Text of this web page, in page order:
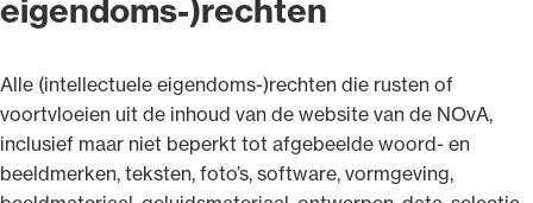
eigendoms-)rechten
Alle (intellectuele eigendoms-)rechten die rusten of
voortvloeien uit de inhoud van de website van de NOvA,
inclusief maar niet beperkt tot afgebeelde woord- en
beeldmerken, teksten, foto’s, software, vormgeving,